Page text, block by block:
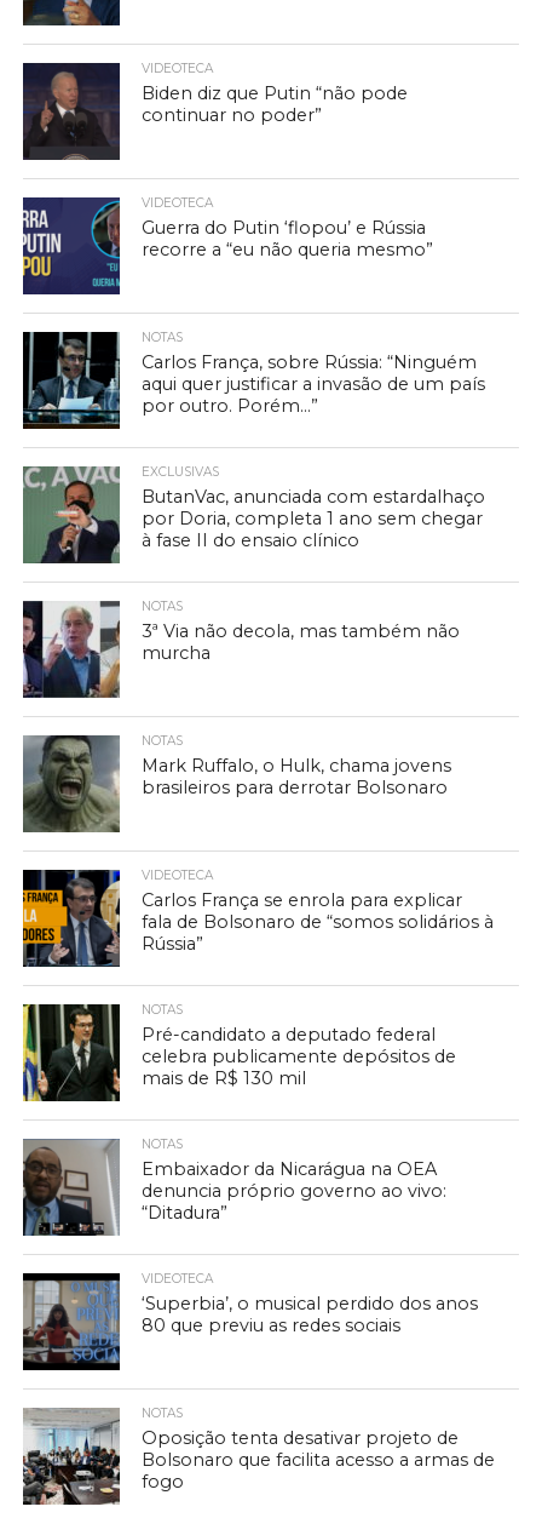
VIDEOTECA
Biden diz que Putin “não pode
continuar no poder”
VIDEOTECA
Guerra do Putin ‘flopou’ e Rússia
recorre a “eu não queria mesmo”
NOTAS
Carlos França, sobre Rússia: “Ninguém
aqui quer justificar a invasão de um país
por outro. Porém…”
EXCLUSIVAS
ButanVac, anunciada com estardalhaço
por Doria, completa 1 ano sem chegar
à fase II do ensaio clínico
NOTAS
3ª Via não decola, mas também não
murcha
NOTAS
Mark Ruffalo, o Hulk, chama jovens
brasileiros para derrotar Bolsonaro
VIDEOTECA
Carlos França se enrola para explicar
fala de Bolsonaro de “somos solidários à
Rússia”
NOTAS
Pré-candidato a deputado federal
celebra publicamente depósitos de
mais de R$ 130 mil
NOTAS
Embaixador da Nicarágua na OEA
denuncia próprio governo ao vivo:
“Ditadura”
VIDEOTECA
‘Superbia’, o musical perdido dos anos
80 que previu as redes sociais
NOTAS
Oposição tenta desativar projeto de
Bolsonaro que facilita acesso a armas de
fogo